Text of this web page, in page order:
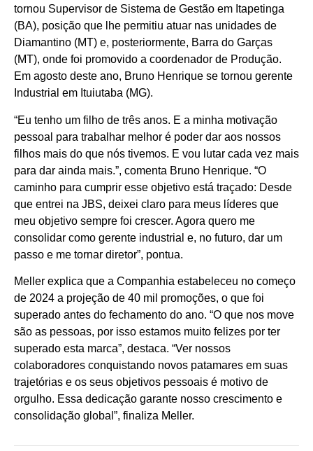
tornou Supervisor de Sistema de Gestão em Itapetinga
(BA), posição que lhe permitiu atuar nas unidades de
Diamantino (MT) e, posteriormente, Barra do Garças
(MT), onde foi promovido a coordenador de Produção.
Em agosto deste ano, Bruno Henrique se tornou gerente
Industrial em Ituiutaba (MG).
“Eu tenho um filho de três anos. E a minha motivação
pessoal para trabalhar melhor é poder dar aos nossos
filhos mais do que nós tivemos. E vou lutar cada vez mais
para dar ainda mais.”, comenta Bruno Henrique. “O
caminho para cumprir esse objetivo está traçado: Desde
que entrei na JBS, deixei claro para meus líderes que
meu objetivo sempre foi crescer. Agora quero me
consolidar como gerente industrial e, no futuro, dar um
passo e me tornar diretor”, pontua.
Meller explica que a Companhia estabeleceu no começo
de 2024 a projeção de 40 mil promoções, o que foi
superado antes do fechamento do ano. “O que nos move
são as pessoas, por isso estamos muito felizes por ter
superado esta marca”, destaca. “Ver nossos
colaboradores conquistando novos patamares em suas
trajetórias e os seus objetivos pessoais é motivo de
orgulho. Essa dedicação garante nosso crescimento e
consolidação global”, finaliza Meller.